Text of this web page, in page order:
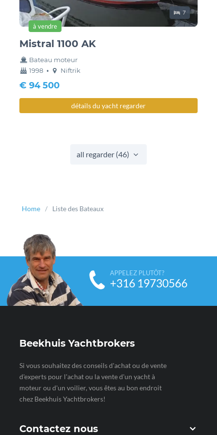
lieux de
7
Mistral 1100 AK
à vendre
Bateau moteur
année
construction
1998 • couchette
Niftrik
€ 94 500
détails du yacht regarder
all regarder (46)
Home Liste des Bateaux
APPELEZ PLUTÔT?
+316 19730566
Beekhuis Yachtbrokers
Si vous souhaitez des conseils d'achat ou de vente
d'experts pour l'achat ou la vente d'un yacht à
moteur ou d'un voilier, vous êtes au bon endroit
chez Beekhuis Yachtbrokers!
Contactez nous